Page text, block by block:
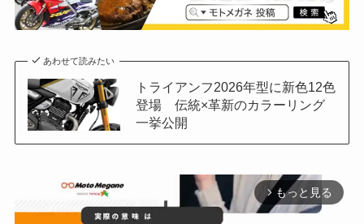
あわせて読みたい
トライアンフ2026年型に新色12色
登場 伝統×革新のカラーリング
一挙公開
arrow_forward_ios もっと見る